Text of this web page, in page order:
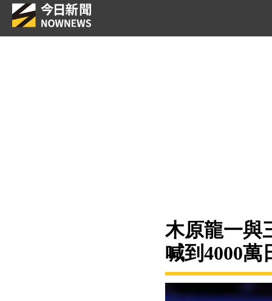
木原龍一與
喊到4000萬